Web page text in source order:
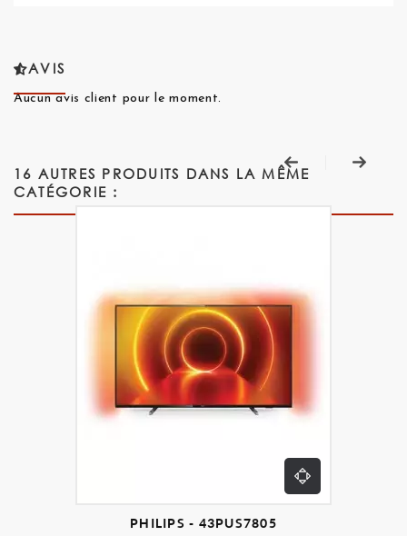
AVIS
Aucun avis client pour le moment.
16 AUTRES PRODUITS DANS LA MÊME
CATÉGORIE :
PHILIPS - 43PUS7805